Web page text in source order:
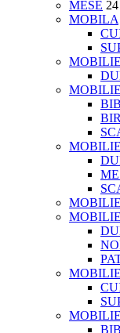
MESE 24
MOBILA